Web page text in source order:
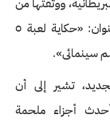
خلال مقال فى الصحيفة حمل عنوان: «حكاية لعبة ٥
سينمائى».
تشير إلى أن
أجزاء ملحمة